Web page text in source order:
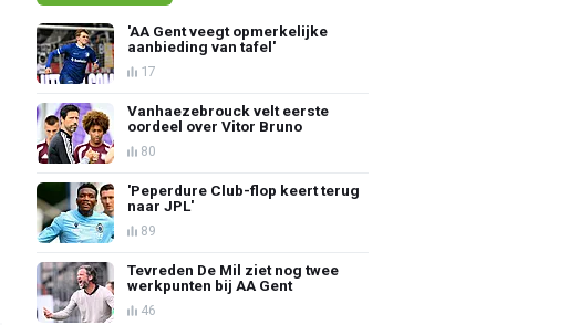
'AA Gent veegt opmerkelijke
aanbieding van tafel'
17
Vanhaezebrouck velt eerste
oordeel over Vitor Bruno
80
'Peperdure Club-flop keert terug
naar JPL'
89
Tevreden De Mil ziet nog twee
werkpunten bij AA Gent
46